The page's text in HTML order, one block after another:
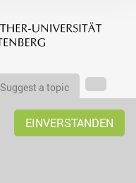
Suggest a topic
EINVERSTANDEN